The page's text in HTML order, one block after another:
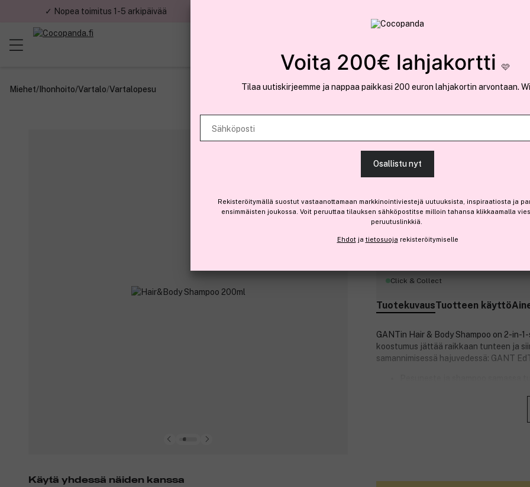
✓ Nopea toimitus 1-5 arkipäivää
Miehet/ Ihonhoito/Vartalo/Vartalopesu
GANT
Hair&Body Shampoo 200ml
Ennen: 28,00 €|9,80 € / 100ml
Loppuunmyyty
Click & Collect
TuotekuvausTuotteen käyttö
GANTin Hair & Body Shampoo on 2-in-
koostumus jättää raikkaan tunteen ja
samannimisessä hajuvedessä: GANT
Käytä yhdessä näiden kanssa
Voita 200€ lahjakortti 🩷
Tilaa uutiskirjeemme ja nappaa paikkasi 200 euron lahjakortin arvontaan.
Sähköposti
Osallistu nyt
Rekisteröitymällä suostut vastaanottamaan markkinointiviestejä uutuuksista, inspiraatiosta ja
ensimmäisten joukossa. Voit peruuttaa tilauksen sähköpostitse milloin tahansa klikkaamalla
peruutuslinkkiä.
Ehdotja tietosuoja rekisteröitymiselle